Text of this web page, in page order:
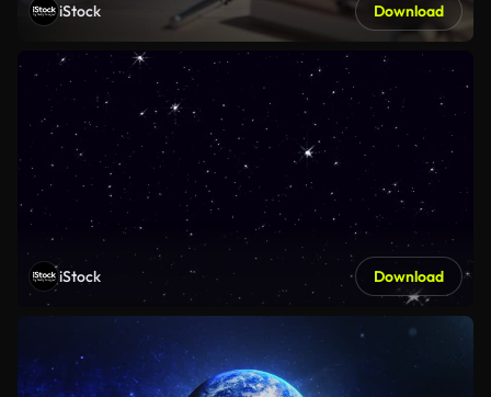
iStock Download
iStock Download